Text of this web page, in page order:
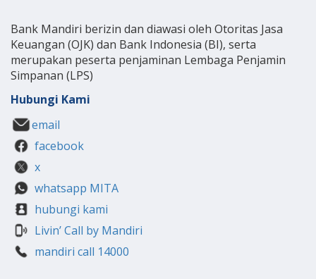
Bank Mandiri berizin dan diawasi oleh Otoritas Jasa
Keuangan (OJK) dan Bank Indonesia (BI), serta
merupakan peserta penjaminan Lembaga Penjamin
Simpanan (LPS)
Hubungi Kami
email
facebook
x
whatsapp MITA
hubungi kami
Livin’ Call by Mandiri
mandiri call 14000